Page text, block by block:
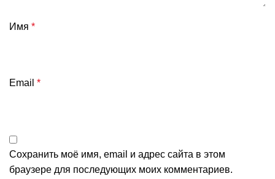
Имя *
Email *
Сохранить моё имя, email и адрес сайта в этом
браузере для последующих моих комментариев.